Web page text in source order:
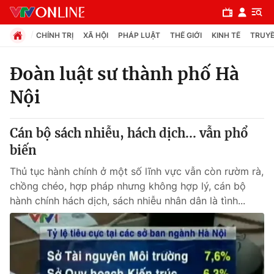
Chuyên mục
Chính trị
Xã hội
Pháp luật
Y tế
Thế giới
CHÍNH TRỊ XÃ HỘI PHÁP LUẬT THẾ GIỚI KINH TẾ
Đoàn luật sư thành phố Hà
Nội
Cán bộ sách nhiễu, hách dịch... vẫn phổ
biến
Thủ tục hành chính ở một số lĩnh vực vẫn còn rườm rà,
chồng chéo, hợp pháp nhưng không hợp lý, cán bộ
hành chính hách dịch, sách nhiễu nhân dân là tình...